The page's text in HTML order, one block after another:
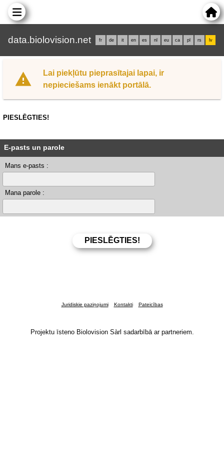
data.biolovision.net fr de it en es nl eu ca pl rs lv
Lai piekļūtu pieprasītajai lapai, ir
nepieciešams ienākt portālā.
PIESLĒGTIES!
E-pasts un parole
Mans e-pasts :
Mana parole :
Juridiskie paziņojumi Kontakti Pateicības
Projektu īsteno Biolovision Sàrl sadarbībā ar partneriem.